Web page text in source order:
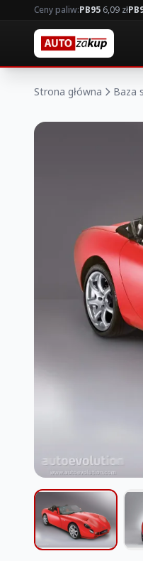
Ceny paliw:PB95 6,09 zł
Strona główna Baza